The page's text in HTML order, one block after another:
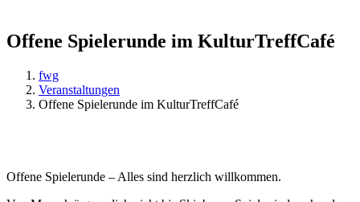
Offene Spielerunde im KulturTreffCafé
fwg
Veranstaltungen
Offene Spielerunde im KulturTreffCafé
Offene Spielerunde – Alles sind herzlich willkommen.